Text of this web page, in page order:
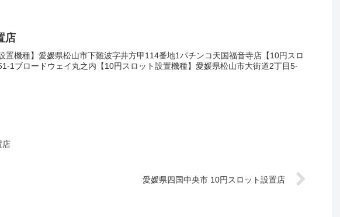
店
置機種】愛媛県松山市下難波字井方甲114番地1パチンコ天国福音寺店【10円スロ
1ブロードウェイ丸之内【10円スロット設置機種】愛媛県松山市大街道2丁目5-
店
愛媛県四国中央市 10円スロット設置店